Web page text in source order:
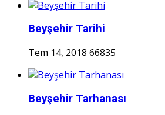
Beyşehir Tarihi
Tem 14, 2018 66835
Beyşehir Tarhanası